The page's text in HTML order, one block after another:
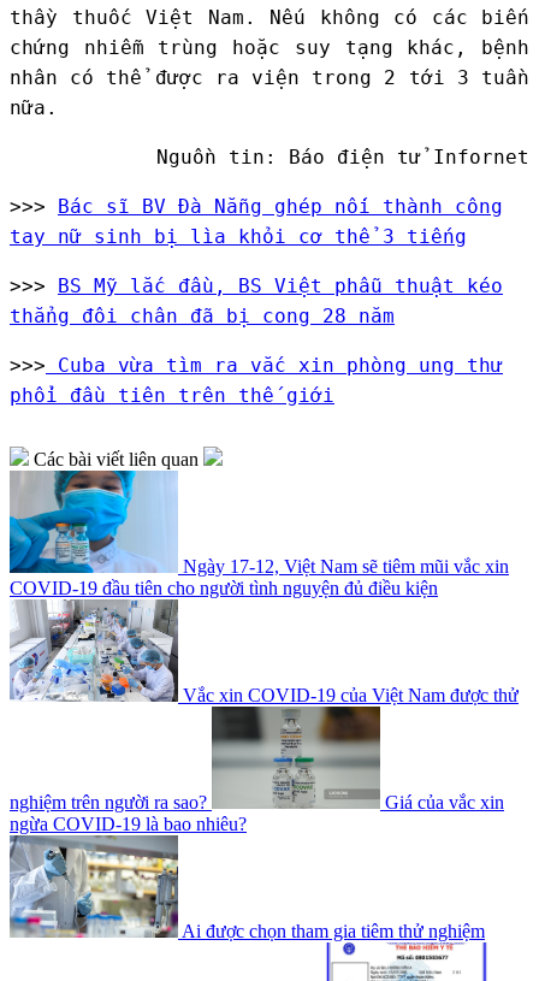
thầy thuốc Việt Nam. Nếu không có các biến
chứng nhiễm trùng hoặc suy tạng khác, bệnh
nhân có thể được ra viện trong 2 tới 3 tuần
nữa.
Nguồn tin: Báo điện tử Infornet
>>> Bác sĩ BV Đà Nẵng ghép nối thành công
tay nữ sinh bị lìa khỏi cơ thể 3 tiếng
>>> BS Mỹ lắc đầu, BS Việt phẫu thuật kéo
thẳng đôi chân đã bị cong 28 năm
>>> Cuba vừa tìm ra vắc xin phòng ung thư
phổi đầu tiên trên thế giới
Các bài viết liên quan
Ngày 17-12, Việt Nam sẽ tiêm mũi vắc xin
COVID-19 đầu tiên cho người tình nguyện đủ điều kiện
Vắc xin COVID-19 của Việt Nam được thử
nghiệm trên người ra sao?
Giá của vắc xin
ngừa COVID-19 là bao nhiêu?
Ai được chọn tham gia tiêm thử nghiệm